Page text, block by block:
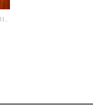
TKANE MARAME - OD 0 MESECI DO 3+ GODINE